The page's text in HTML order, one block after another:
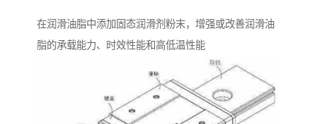
在润滑油脂中添加固态润滑剂粉末，增强或改善润滑油
脂的承载能力、时效性能和高低温性能